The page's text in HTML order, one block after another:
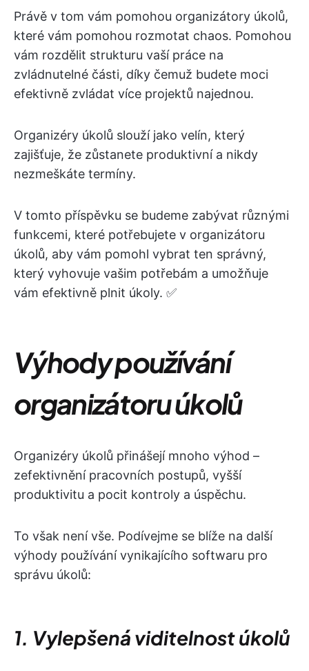
Právě v tom vám pomohou organizátory úkolů,
které vám pomohou rozmotat chaos. Pomohou
vám rozdělit strukturu vaší práce na
zvládnutelné části, díky čemuž budete moci
efektivně zvládat více projektů najednou.
Organizéry úkolů slouží jako velín, který
zajišťuje, že zůstanete produktivní a nikdy
nezmeškáte termíny.
V tomto příspěvku se budeme zabývat různými
funkcemi, které potřebujete v organizátoru
úkolů, aby vám pomohl vybrat ten správný,
který vyhovuje vašim potřebám a umožňuje
vám efektivně plnit úkoly. ✅
Výhody používání
organizátoru úkolů
Organizéry úkolů přinášejí mnoho výhod –
zefektivnění pracovních postupů, vyšší
produktivitu a pocit kontroly a úspěchu.
To však není vše. Podívejme se blíže na další
výhody používání vynikajícího softwaru pro
správu úkolů:
1. Vylepšená viditelnost úkolů